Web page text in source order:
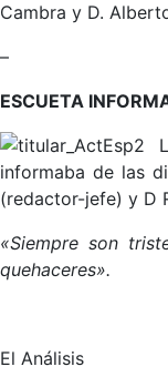
Cambra y D.
–
ESCUETA
informaba de las
(redactor-jefe) y D
«Siempre son
quehaceres».
El Análisis